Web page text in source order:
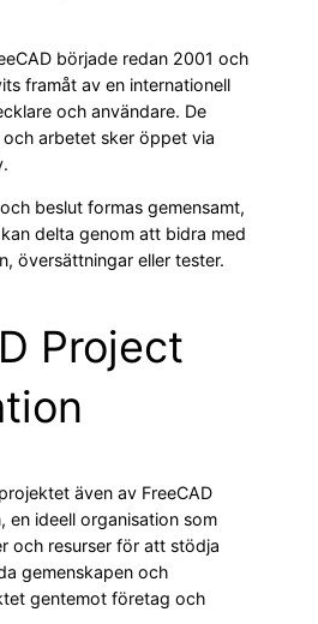
började redan 2001 och
framåt av en internationell
och användare. De
arbetet sker öppet via
beslut formas gemensamt,
delta genom att bidra med
översättningar eller tester.
Project
även av FreeCAD
en ideell organisation som
och resurser för att stödja
gemenskapen och
gentemot företag och